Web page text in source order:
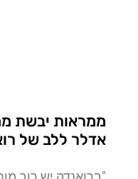
ממראות יבשת
אדלר ללב של